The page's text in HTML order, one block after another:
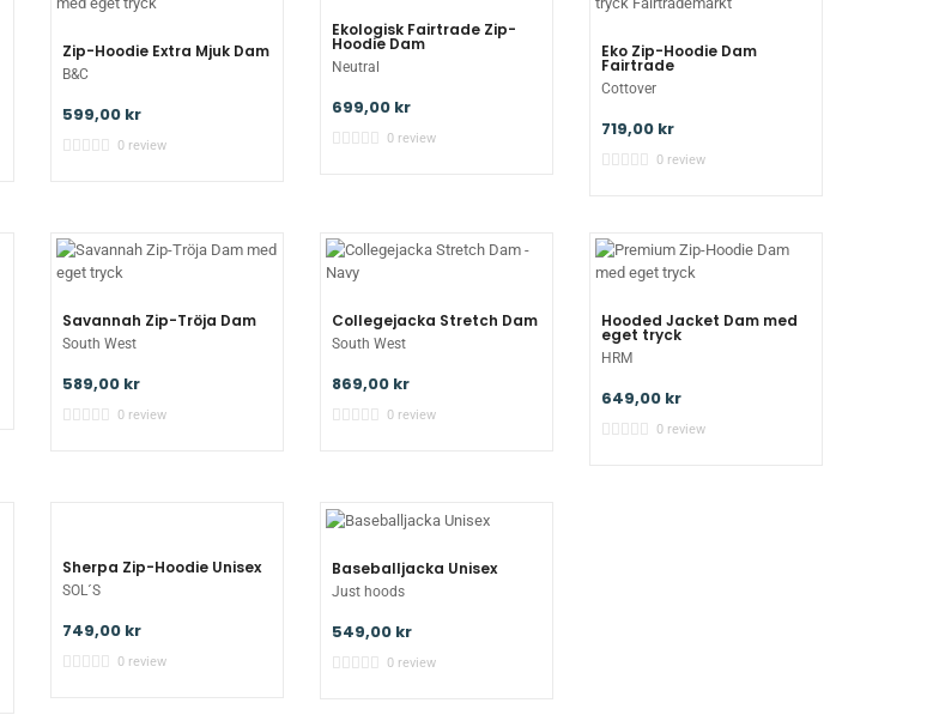
Zip-Hoodie Extra Mjuk Dam
B&C
599,00 kr
0 review
Ekologisk Fairtrade Zip-
Hoodie Dam
Neutral
699,00 kr
0 review
Eko Zip-Hoodie Dam
Fairtrade
Cottover
719,00 kr
0 review
Savannah Zip-Tröja Dam
South West
589,00 kr
0 review
Collegejacka Stretch Dam
South West
869,00 kr
0 review
Hooded Jacket Dam med
eget tryck
HRM
649,00 kr
0 review
Sherpa Zip-Hoodie Unisex
SOL´S
749,00 kr
0 review
Baseballjacka Unisex
Just hoods
549,00 kr
0 review